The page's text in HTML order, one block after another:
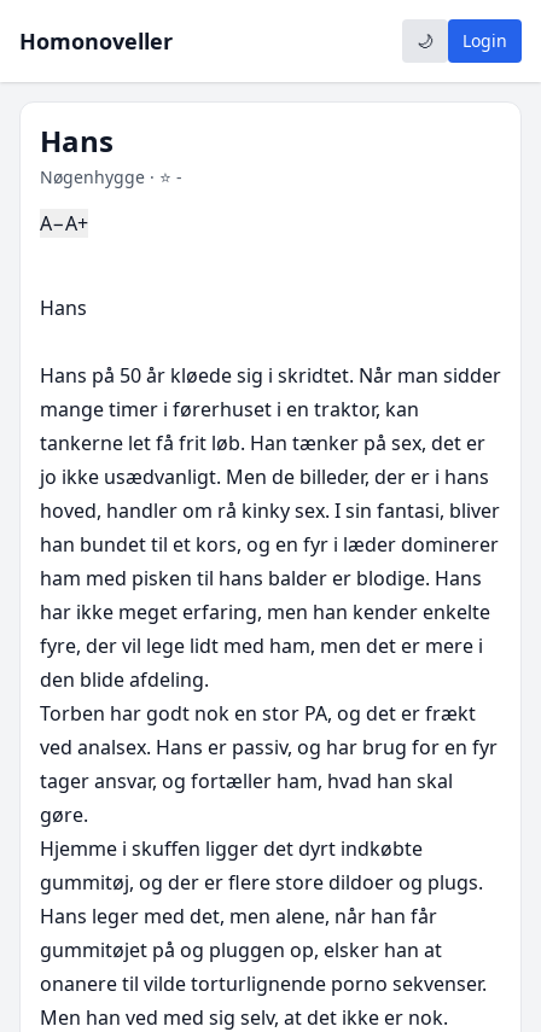
Homonoveller 🌙 Login
Hans
Nøgenhygge · ⭐ -
A−A+
Hans
Hans på 50 år kløede sig i skridtet. Når man sidder
mange timer i førerhuset i en traktor, kan
tankerne let få frit løb. Han tænker på sex, det er
jo ikke usædvanligt. Men de billeder, der er i hans
hoved, handler om rå kinky sex. I sin fantasi, bliver
han bundet til et kors, og en fyr i læder dominerer
ham med pisken til hans balder er blodige. Hans
har ikke meget erfaring, men han kender enkelte
fyre, der vil lege lidt med ham, men det er mere i
den blide afdeling.
Torben har godt nok en stor PA, og det er frækt
ved analsex. Hans er passiv, og har brug for en fyr
tager ansvar, og fortæller ham, hvad han skal
gøre.
Hjemme i skuffen ligger det dyrt indkøbte
gummitøj, og der er flere store dildoer og plugs.
Hans leger med det, men alene, når han får
gummitøjet på og pluggen op, elsker han at
onanere til vilde torturlignende porno sekvenser.
Men han ved med sig selv, at det ikke er nok.